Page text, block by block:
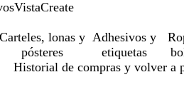
VistaCreate
Carteles, lonas y
pósteres
Adhesivos y
etiquetas
Historial de compras y volver a